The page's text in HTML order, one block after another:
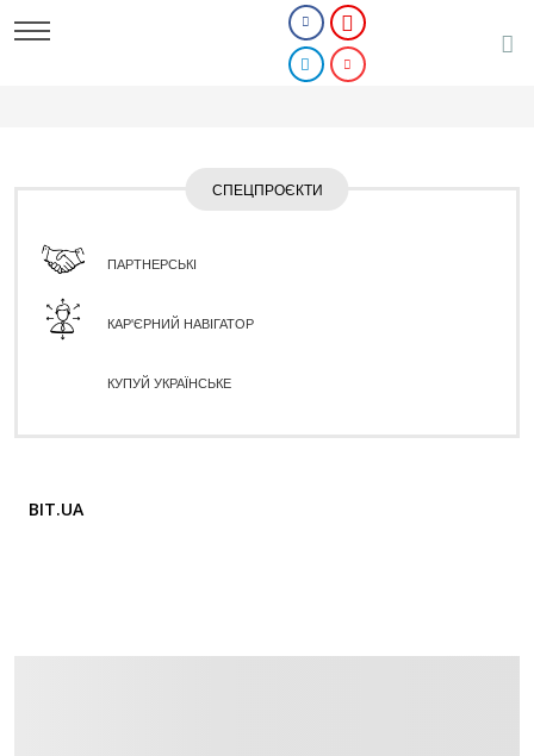
СПЕЦПРОЄКТИ
ПАРТНЕРСЬКІ
КАР'ЄРНИЙ НАВІГАТОР
КУПУЙ УКРАЇНСЬКЕ
BIT.UA